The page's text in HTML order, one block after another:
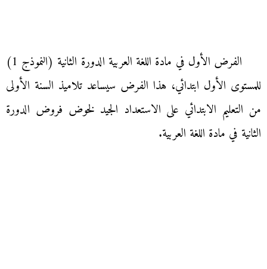
الفرض الأول في مادة اللغة العربية الدورة الثانية (النموذج 1)
للمستوى الأول ابتدائي، هذا الفرض سيساعد تلاميذ السنة الأولى
من التعليم الابتدائي على الاستعداد الجيد لخوض فروض الدورة
الثانية في مادة اللغة العربية.